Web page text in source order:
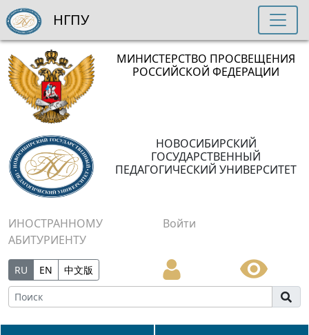
МИНИСТЕРСТВО ПРОСВЕЩЕНИЯ
РОССИЙСКОЙ ФЕДЕРАЦИИ
НОВОСИБИРСКИЙ
ГОСУДАРСТВЕННЫЙ
ПЕДАГОГИЧЕСКИЙ УНИВЕРСИТЕТ
ИНОСТРАННОМУ
АБИТУРИЕНТУ
Войти
RU EN 中文版
НГПУ